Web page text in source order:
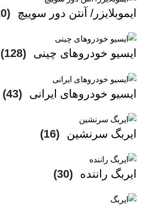
ایموبلایزر/ آنتن دور سوییچ (20)
ایسیو خودروهای چینی (128)
ایسیو خودروهای ایرانی (43)
ایربگ سرنشین (16)
ایربگ راننده (30)